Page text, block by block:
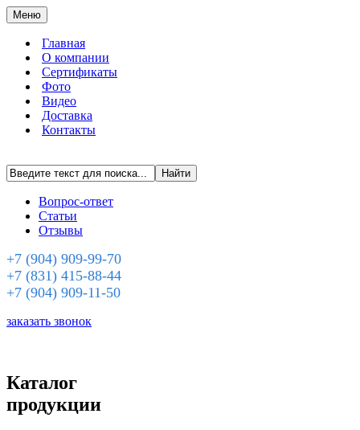
Меню
Главная
О компании
Сертификаты
Фото
Видео
Доставка
Контакты
Вопрос-ответ
Статьи
Отзывы
+7 (904) 909-99-70
+7 (831) 415-88-44
+7 (904) 909-11-50
заказать звонок
Каталог
продукции